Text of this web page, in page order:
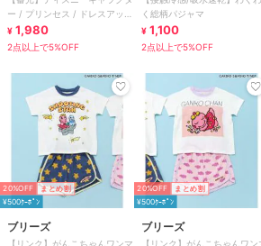
ー / プリンセス / ドレスアップ
セット
¥ 1,980
2点以上で5%OFF
く総柄パジャマ
¥ 1,100
2点以上で5%OFF
20%OFF
まとめ割
¥500ｸｰﾎﾟﾝ
ブリーズ
【リンク】がんこちゃんワンマ
20%OFF
まとめ割
¥500ｸｰﾎﾟﾝ
ブリーズ
【リンク】がんこちゃんワン